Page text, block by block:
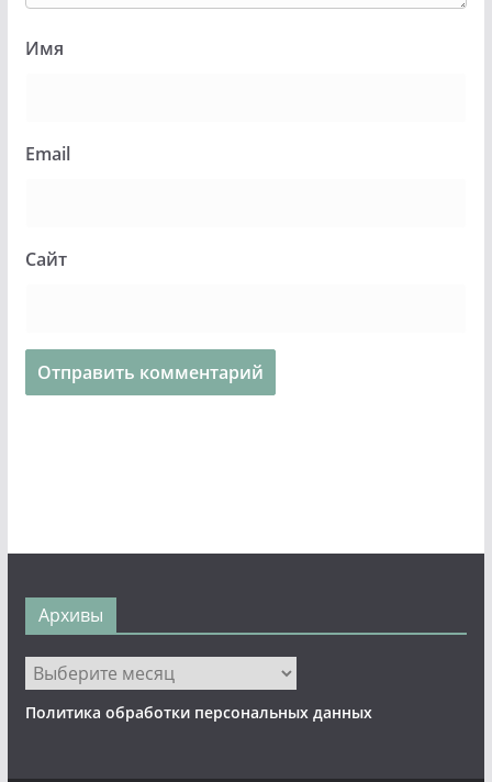
Имя
Email
Сайт
Архивы
Архивы
Политика обработки персональных данных